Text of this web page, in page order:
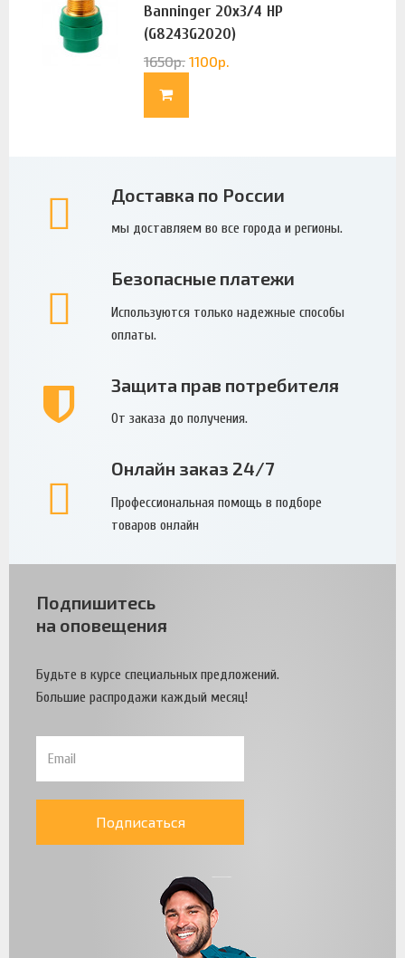
Banninger 20х3/4 НР
(G8243G2020)
1650р. 1100р.
Доставка по России
мы доставляем во все города и регионы.
Безопасные платежи
Используются только надежные способы
оплаты.
Защита прав потребителя
От заказа до получения.
Онлайн заказ 24/7
Профессиональная помощь в подборе
товаров онлайн
Подпишитесь
на оповещения
Будьте в курсе специальных предложений.
Большие распродажи каждый месяц!
Подписаться